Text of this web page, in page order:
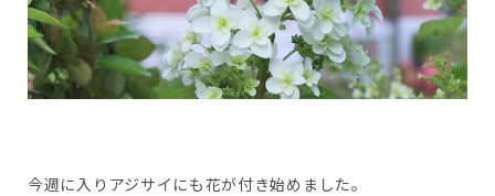
今週に入りアジサイにも花が付き始めました。